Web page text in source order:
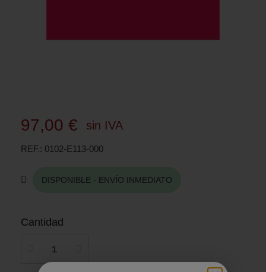
97,00 € sin IVA
REF. 0102-E113-000
DISPONIBLE - ENVÍO INMEDIATO
Cantidad